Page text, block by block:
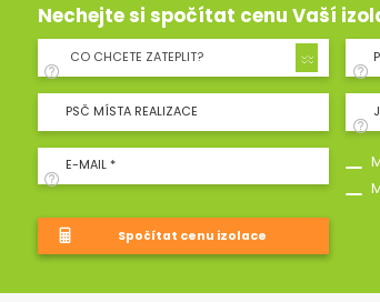
Nechejte si spočítat cenu Vaší
CO CHCETE ZATEPLIT?
PSČ MÍSTA REALIZACE
E-MAIL *